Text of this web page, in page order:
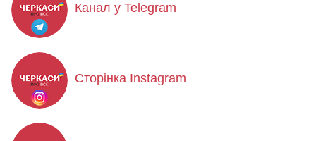
Канал у Telegram
Сторінка Instagram